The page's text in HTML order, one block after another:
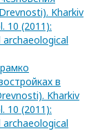
Kharkiv
10 (2011):
в
Kharkiv
10 (2011):